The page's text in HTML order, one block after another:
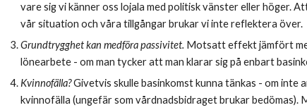
vare sig vi känner oss lojala med politisk vänster eller höger.
vår situation och våra tillgångar brukar vi inte reflektera över.
Grundtrygghet kan medföra passivitet. Motsatt effekt jämfört
lönearbete - om man tycker att man klarar sig på enbart
Kvinnofälla? Givetvis skulle basinkomst kunna tänkas - om
kvinnofälla (ungefär som vårdnadsbidraget brukar